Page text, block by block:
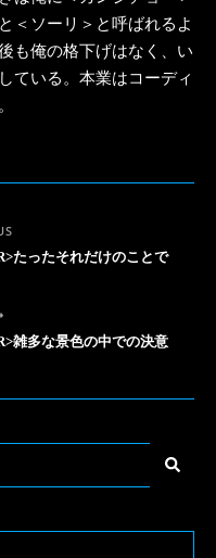
＜ソーリ＞と呼ばれるよ
も俺の格下げはなく、い
ている。本業はコーディ
たったそれだけのことで
雑多な景色の中での決意